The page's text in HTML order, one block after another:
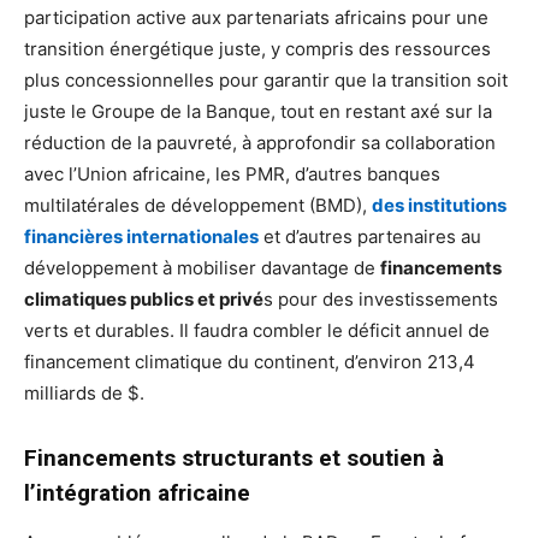
participation active aux partenariats africains pour une
transition énergétique juste, y compris des ressources
plus concessionnelles pour garantir que la transition soit
juste le Groupe de la Banque, tout en restant axé sur la
réduction de la pauvreté, à approfondir sa collaboration
avec l’Union africaine, les PMR, d’autres banques
multilatérales de développement (BMD), des institutions
financières internationales et d’autres partenaires au
développement à mobiliser davantage de financements
climatiques publics et privés pour des investissements
verts et durables. Il faudra combler le déficit annuel de
financement climatique du continent, d’environ 213,4
milliards de $.
Financements structurants et soutien à
l’intégration africaine